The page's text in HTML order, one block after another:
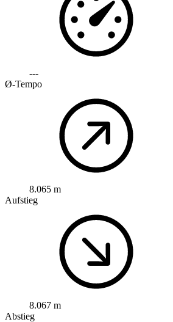
---
Ø-Tempo
8.065 m
Aufstieg
8.067 m
Abstieg